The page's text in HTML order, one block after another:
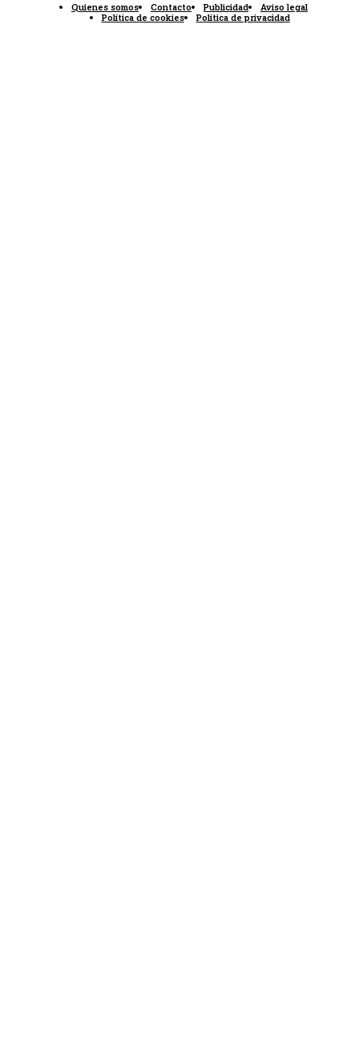
Quienes somos Contacto Publicidad
Aviso legal
Política de cookies
Política de privacidad